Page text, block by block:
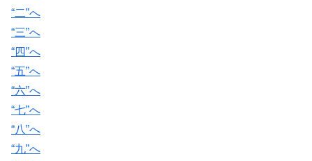
“二”へ
“三”へ
“四”へ
“五”へ
“六”へ
“七”へ
“八”へ
“九”へ